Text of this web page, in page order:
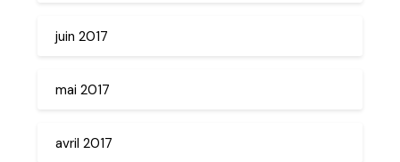
juin 2017
mai 2017
avril 2017